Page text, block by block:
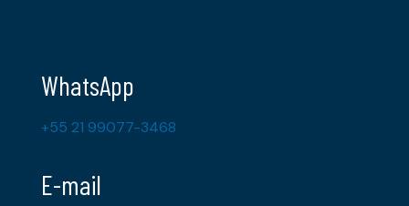
WhatsApp
+55 21 99077-3468
E-mail